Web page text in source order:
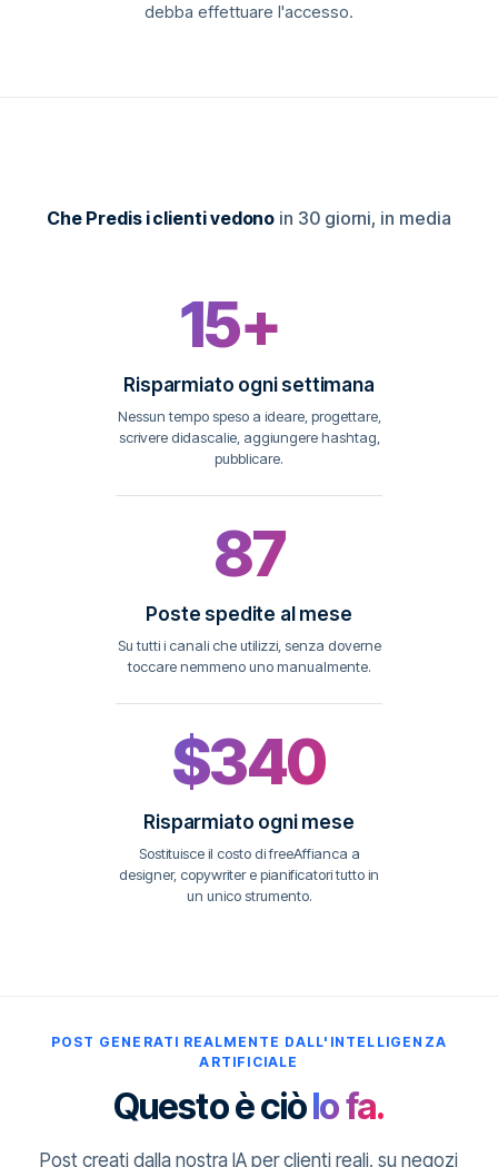
debba effettuare l'accesso.
Che Predis i clienti vedono in 30 giorni, in media
15+
Risparmiato ogni settimana
Nessun tempo speso a ideare, progettare,
scrivere didascalie, aggiungere hashtag,
pubblicare.
87
Poste spedite al mese
Su tutti i canali che utilizzi, senza doverne
toccare nemmeno uno manualmente.
$340
Risparmiato ogni mese
Sostituisce il costo di freeAffianca a
designer, copywriter e pianificatori tutto in
un unico strumento.
POST GENERATI REALMENTE DALL'INTELLIGENZA
ARTIFICIALE
Questo è ciòlo fa.
Post creati dalla nostra IA per clienti reali, su negozi